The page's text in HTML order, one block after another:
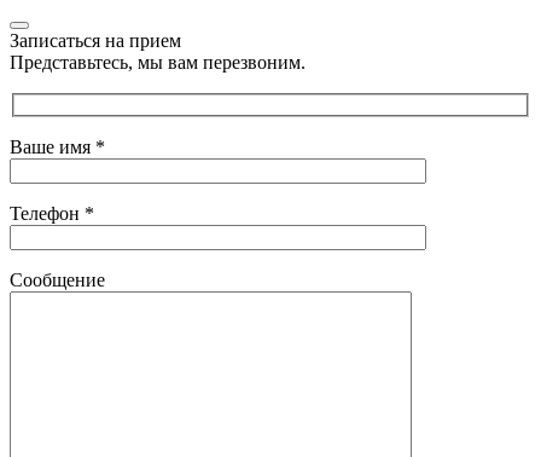
Записаться на прием
Представьтесь, мы вам перезвоним.
Ваше имя *
Телефон *
Сообщение